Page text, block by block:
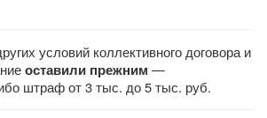
условий коллективного договора и
оставили прежним —
штраф от 3 тыс. до 5 тыс. руб.